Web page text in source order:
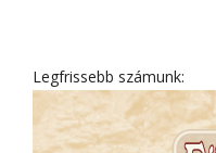
Legfrissebb számunk: